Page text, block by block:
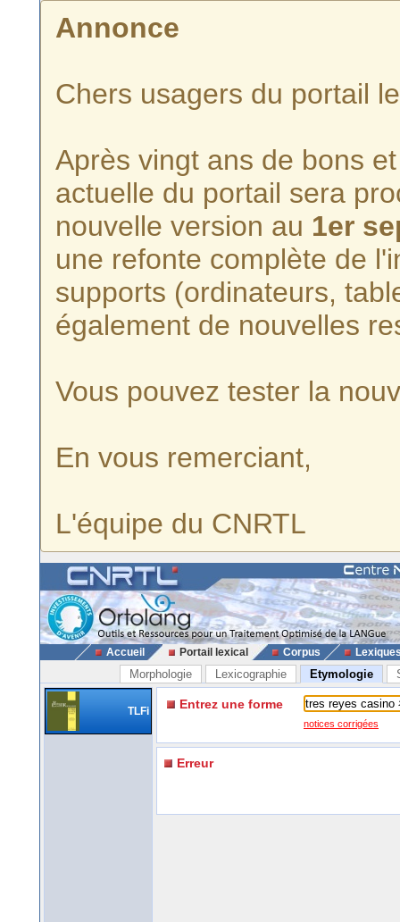
Annonce
Chers usagers du portail
Après vingt ans de bons
actuelle du portail sera
nouvelle version au 1er
une refonte complète de
supports (ordinateurs,
également de nouvelles
Vous pouvez tester la
En vous remerciant,
L'équipe du CNRTL
Accueil Portail lexical Corpus
Morphologie Lexicographie Etymologie
TLFi Entrez une forme
notices corrigées
Erreur